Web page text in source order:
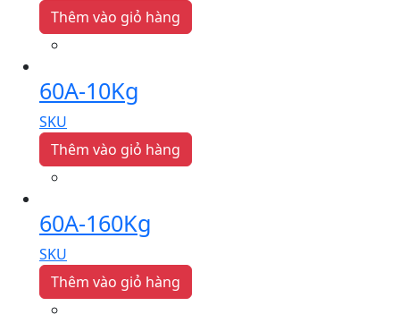
Thêm vào giỏ hàng
60A-10Kg
SKU
Thêm vào giỏ hàng
60A-160Kg
SKU
Thêm vào giỏ hàng